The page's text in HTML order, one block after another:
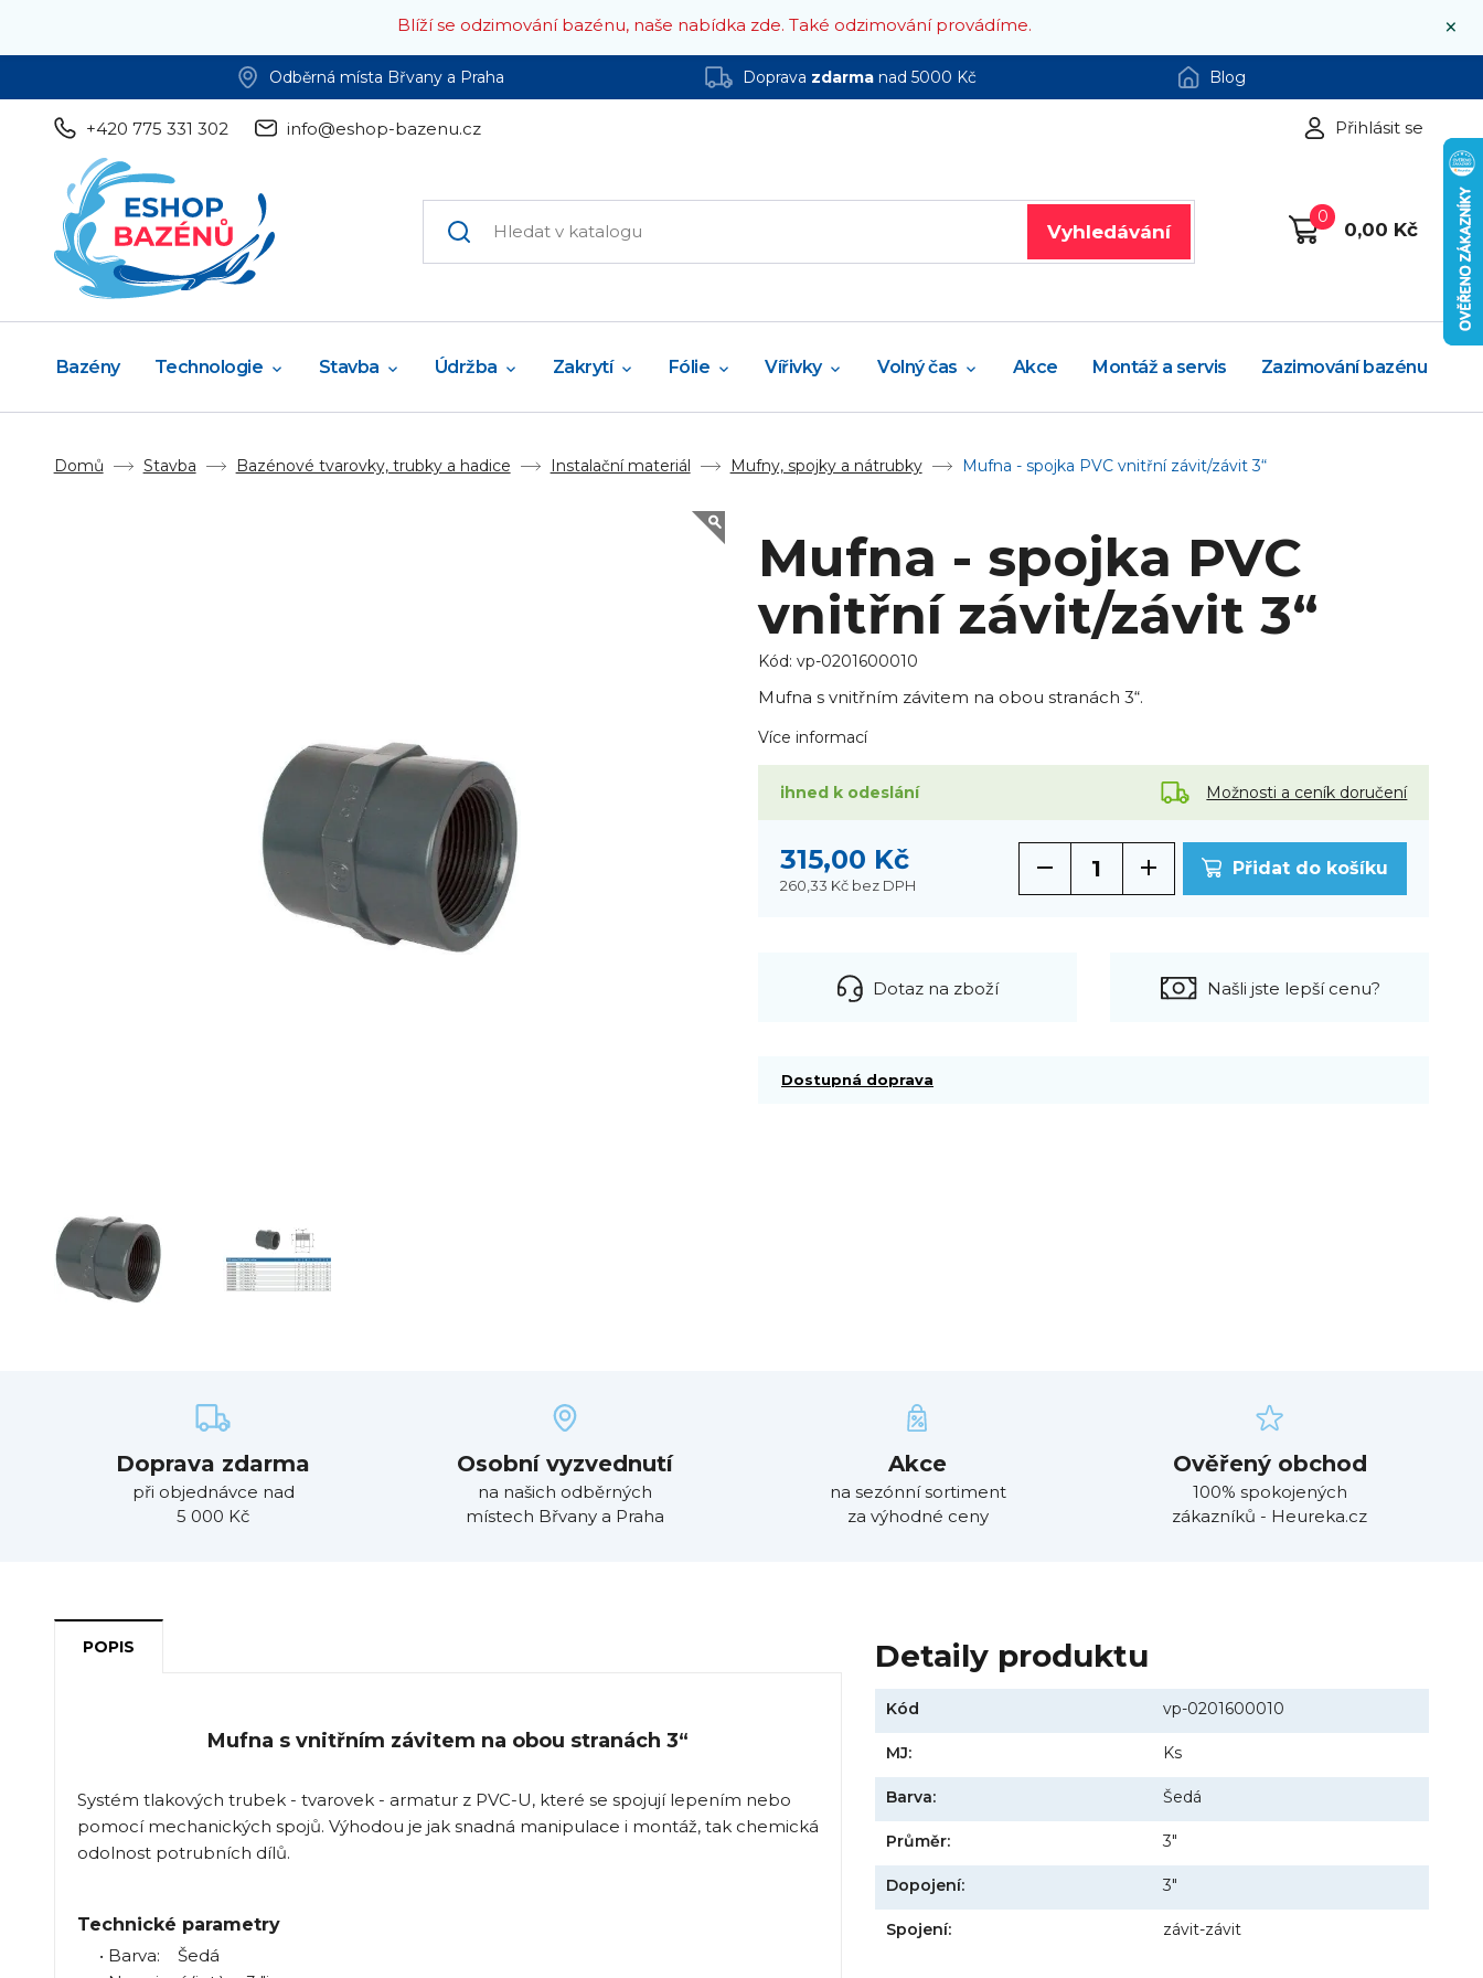
×
Blíží se odzimování bazénu, naše nabídka zde. Také odzimování provádíme.
Odběrná místa Břvany a Praha Doprava zdarmanad 5000 Kč Blog
+420 775 331 302 info@eshop-bazenu.cz Přihlásit se
Vyhledávání
0
0,00 Kč
Bazény Technologie Stavba Údržba Zakrytí Fólie Vířivky Volný čas Akce Montáž a servis Zazimování bazénu
Domů Stavba Bazénové tvarovky, trubky a hadice Instalační materiál Mufny, spojky a nátrubky Mufna - spojka PVC vnitřní závit/závit 3“
Mufna - spojka PVC
vnitřní závit/závit 3“
Kód: vp-0201600010
Mufna s vnitřním závitem na obou stranách 3“.
Více informací
ihned k odeslání Možnosti a ceník doručení
315,00 Kč
260,33 Kč bez DPH
Přidat do košíku
Dotaz na zboží Našli jste lepší cenu?
Dostupná doprava
Doprava zdarma
při objednávce nad
5 000 Kč
Osobní vyzvednutí
na našich odběrných
místech Břvany a Praha
Akce
na sezónní sortiment
za výhodné ceny
Ověřený obchod
100% spokojených
zákazníků - Heureka.cz
POPIS
Mufna s vnitřním závitem na obou stranách 3“
Systém tlakových trubek - tvarovek - armatur z PVC-U, které se spojují lepením nebo
pomocí mechanických spojů. Výhodou je jak snadná manipulace i montáž, tak chemická
odolnost potrubních dílů.
Technické parametry
• Barva: Šedá
Detaily produktu
Kód vp-0201600010
MJ: Ks
Barva: Šedá
Průměr: 3"
Dopojení: 3"
Spojení: závit-závit